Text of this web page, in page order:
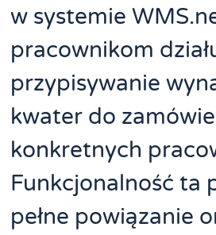
w systemie
pracownikom
przypisywanie
kwater do
konkretnych
Funkcjonalność ta
pełne powiązanie